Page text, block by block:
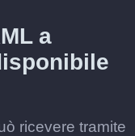
a
ricevere tramite